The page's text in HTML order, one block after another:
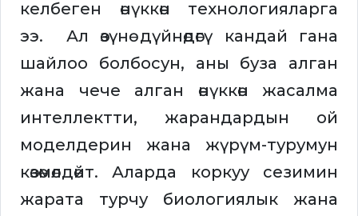
келбеген өнүккөн технологияларга
ээ. Ал өзүнө дүйнөдөгү кандай гана
шайлоо болбосун, аны буза алган
жана чече алган өнүккөн жасалма
интеллектти, жарандардын ой
моделдерин жана жүрүм-турумун
көзөмөлдөйт. Аларда коркуу сезимин
жарата турчу биологиялык жана